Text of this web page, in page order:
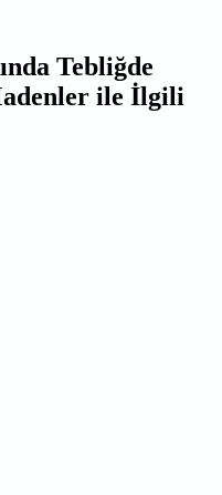
Tebliğde
ile İlgili